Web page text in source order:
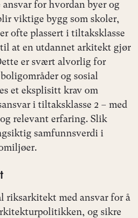
for hvordan byer og
viktige bygg som skoler,
ofte plassert i tiltaksklasse
at en utdannet arkitekt gjør
er svært alvorlig for
og sosial
et eksplisitt krav om
i tiltaksklasse 2 – med
relevant erfaring. Slik
samfunnsverdi i
riksarkitekt med ansvar for å
og sikre